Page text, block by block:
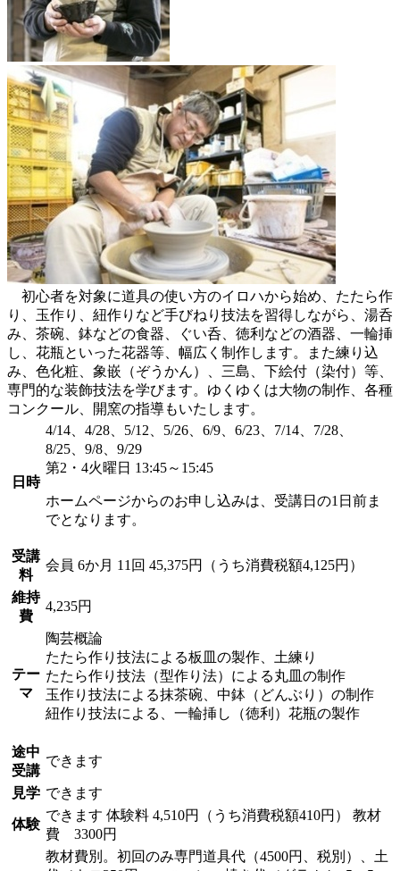
初心者を対象に道具の使い方のイロハから始め、たたら作
り、玉作り、紐作りなど手びねり技法を習得しながら、湯呑
み、茶碗、鉢などの食器、ぐい呑、徳利などの酒器、一輪挿
し、花瓶といった花器等、幅広く制作します。また練り込
み、色化粧、象嵌（ぞうかん）、三島、下絵付（染付）等、
専門的な装飾技法を学びます。ゆくゆくは大物の制作、各種
コンクール、開窯の指導もいたします。
日時
4/14、4/28、5/12、5/26、6/9、6/23、7/14、7/28、
8/25、9/8、9/29
第2・4火曜日 13:45～15:45
ホームページからのお申し込みは、受講日の1日前ま
でとなります。
受講
料
会員 6か月 11回 45,375円（うち消費税額4,125円）
維持
費
4,235円
テー
マ
陶芸概論
たたら作り技法による板皿の製作、土練り
たたら作り技法（型作り法）による丸皿の制作
玉作り技法による抹茶碗、中鉢（どんぶり）の制作
紐作り技法による、一輪挿し（徳利）花瓶の製作
途中
受講
できます
見学 できます
体験
できます 体験料 4,510円（うち消費税額410円） 教材
費 3300円
教材費別。初回のみ専門道具代（4500円、税別）、土